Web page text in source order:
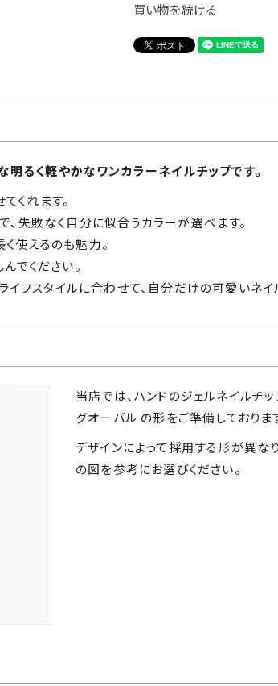
買い物を続ける
るく軽やかなワンカラーネイルチップです。
くれます。
失敗なく自分に似合うカラーが選べます。
使えるのも魅力。
でください。
イフスタイルに合わせて、自分だけの可愛いネイ
当店では、ハンドのジェルネイルチ
グオーバル の形をご準備しておりま
デザインによって採用する形が異な
の図を参考にお選びください。